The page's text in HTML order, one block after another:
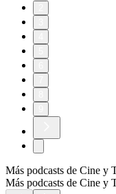
Más podcasts de Cine y
Más podcasts de Cine y